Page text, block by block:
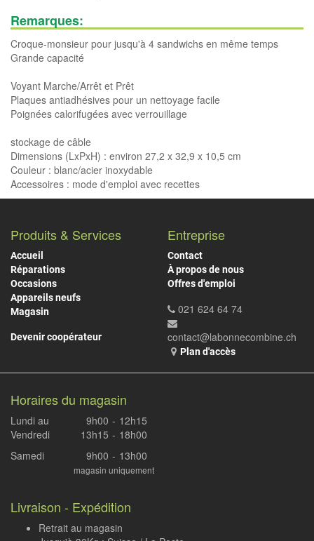
Remarques:
Croque-monsieur pour jusqu'à 4 sandwichs en même temps
Grande capacité
Voyant Marche/Arrêt et Prêt
Plaques antiadhésives pour un nettoyage facile
Poignées calorifugées avec verrouillage
stockage de câble
Dimensions (LxPxH) : environ 27,2 x 32,9 x 10,5 cm
Couleur : blanc/acier inoxydable
Accessoires : mode d'emploi avec recettes
Produits & Services
Accueil
Réparations
Occasions
Appareils neufs
Magasin
Devenir coopérateur
Entreprise
Contact
À propos de nous
Offres d'emploi
021 624 64 74
contact@labonnecombine.ch
Plan d'accès
Horaires du magasin
Lundi au
Vendredi
9h00
13h15
-
-
12h15
18h00
Samedi
9h00 - 13h00
magasin uniquement
Livraison - Expédition
Retrait au magasin